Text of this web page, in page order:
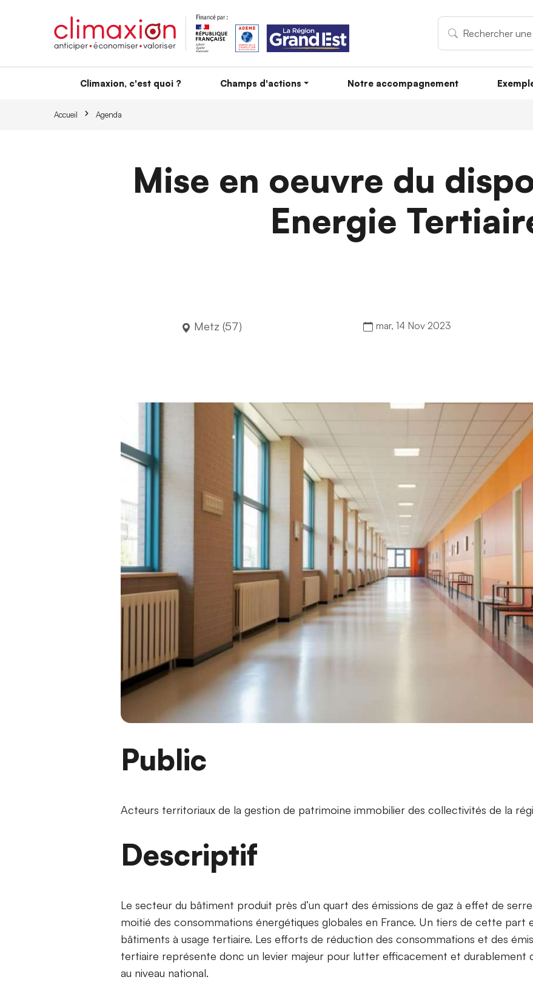
Climaxion, c'est quoi ? Champs d'actions Notre accompagnement
Accueil Agenda
Mise en oeuvre du
Energie
Metz (57) mar, 14 Nov 2023
Public
Acteurs territoriaux de la gestion de patrimoine immobilier des collectivités de la
Descriptif
Le secteur du bâtiment produit près d’un quart des émissions de gaz à effet de
moitié des consommations énergétiques globales en France. Un tiers de cette part
bâtiments à usage tertiaire. Les efforts de réduction des consommations et des
tertiaire représente donc un levier majeur pour lutter efficacement et durablement
au niveau national.